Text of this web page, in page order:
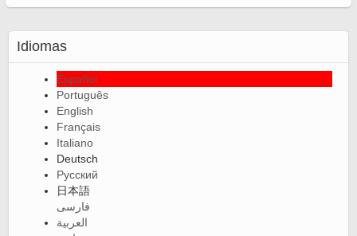
Idiomas
Español
Português
English
Français
Italiano
Deutsch
Русский
日本語
فارسی
العربية